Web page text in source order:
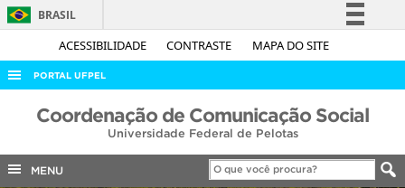
ACESSIBILIDADE CONTRASTE MAPA DO SITE
BRASIL
Simplifique!
Acesso à informação
Legislação
Canais
PORTAL UFPEL
ACESSO À INFORMAÇÃO
COBALTO
Coordenação de Comunicação Social
Universidade Federal de Pelotas
MENU